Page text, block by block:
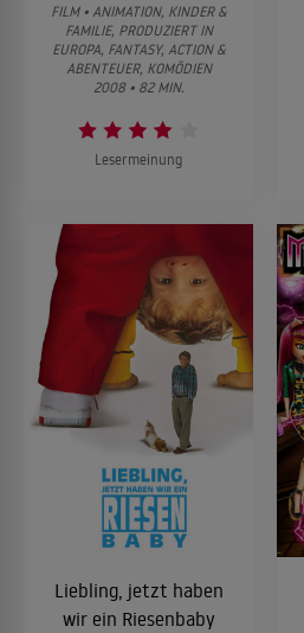
FILM • ANIMATION, KINDER &
FAMILIE, PRODUZIERT IN
EUROPA, FANTASY, ACTION &
ABENTEUER, KOMÖDIEN
2008 • 82 MIN.
Lesermeinung
Liebling, jetzt haben
wir ein Riesenbaby